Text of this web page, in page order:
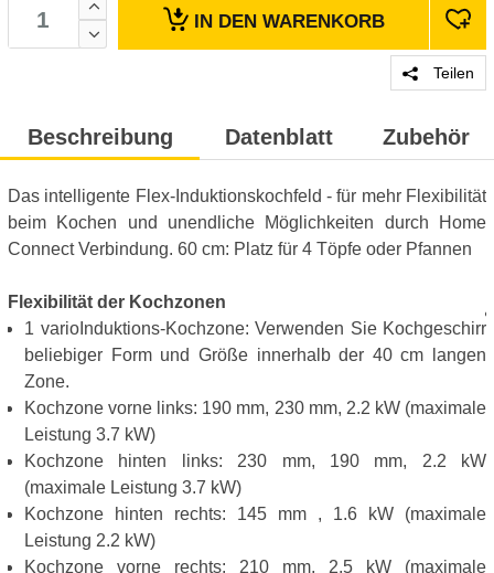
IN DEN WARENKORB
Teilen
Beschreibung Datenblatt Zubehör
Das intelligente Flex-Induktionskochfeld - für mehr Flexibilität
beim Kochen und unendliche Möglichkeiten durch Home
Connect Verbindung. 60 cm: Platz für 4 Töpfe oder Pfannen
Flexibilität der Kochzonen
1 varioInduktions-Kochzone: Verwenden Sie Kochgeschirr
beliebiger Form und Größe innerhalb der 40 cm langen
Zone.
Kochzone vorne links: 190 mm, 230 mm, 2.2 kW (maximale
Leistung 3.7 kW)
Kochzone hinten links: 230 mm, 190 mm, 2.2 kW
(maximale Leistung 3.7 kW)
Kochzone hinten rechts: 145 mm , 1.6 kW (maximale
Leistung 2.2 kW)
Kochzone vorne rechts: 210 mm, 2.5 kW (maximale